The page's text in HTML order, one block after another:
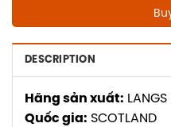
DESCRIPTION
Hãng sản xuất: LANGS
Quốc gia: SCOTLAND